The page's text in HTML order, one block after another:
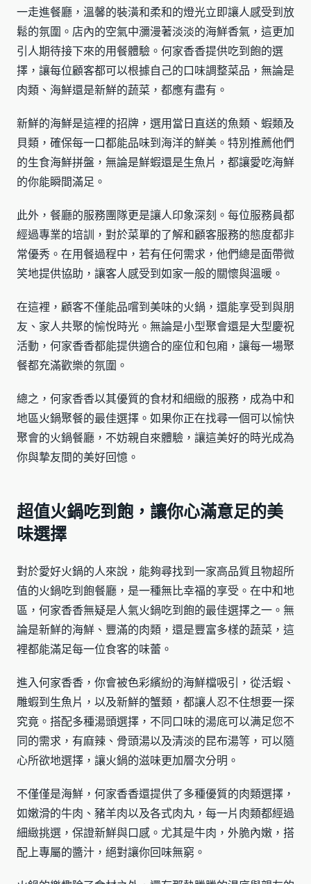
一走進餐廳，溫馨的裝潢和柔和的燈光立即讓人感受到放
鬆的氛圍。店內的空氣中瀰漫著淡淡的海鮮香氣，這更加
引人期待接下來的用餐體驗。何家香香提供吃到飽的選
擇，讓每位顧客都可以根據自己的口味調整菜品，無論是
肉類、海鮮還是新鮮的蔬菜，都應有盡有。
新鮮的海鮮是這裡的招牌，選用當日直送的魚類、蝦類及
貝類，確保每一口都能品味到海洋的鮮美。特別推薦他們
的生食海鮮拼盤，無論是鮮蝦還是生魚片，都讓愛吃海鮮
的你能瞬間滿足。
此外，餐廳的服務團隊更是讓人印象深刻。每位服務員都
經過專業的培訓，對於菜單的了解和顧客服務的態度都非
常優秀。在用餐過程中，若有任何需求，他們總是面帶微
笑地提供協助，讓客人感受到如家一般的關懷與溫暖。
在這裡，顧客不僅能品嚐到美味的火鍋，還能享受到與朋
友、家人共聚的愉悅時光。無論是小型聚會還是大型慶祝
活動，何家香香都能提供適合的座位和包廂，讓每一場聚
餐都充滿歡樂的氛圍。
總之，何家香香以其優質的食材和細緻的服務，成為中和
地區火鍋聚餐的最佳選擇。如果你正在找尋一個可以愉快
聚會的火鍋餐廳，不妨親自來體驗，讓這美好的時光成為
你與摯友間的美好回憶。
超值火鍋吃到飽，讓你心滿意足的美
味選擇
對於愛好火鍋的人來說，能夠尋找到一家高品質且物超所
值的火鍋吃到飽餐廳，是一種無比幸福的享受。在中和地
區，何家香香無疑是人氣火鍋吃到飽的最佳選擇之一。無
論是新鮮的海鮮、豐滿的肉類，還是豐富多樣的蔬菜，這
裡都能滿足每一位食客的味蕾。
進入何家香香，你會被色彩繽紛的海鮮檔吸引，從活蝦、
雕蝦到生魚片，以及新鮮的蟹類，都讓人忍不住想要一探
究竟。搭配多種湯頭選擇，不同口味的湯底可以满足您不
同的需求，有麻辣、骨頭湯以及清淡的昆布湯等，可以隨
心所欲地選擇，讓火鍋的滋味更加層次分明。
不僅僅是海鮮，何家香香還提供了多種優質的肉類選擇，
如嫩滑的牛肉、豬羊肉以及各式肉丸，每一片肉類都經過
細緻挑選，保證新鮮與口感。尤其是牛肉，外脆內嫩，搭
配上專屬的醬汁，絕對讓你回味無窮。